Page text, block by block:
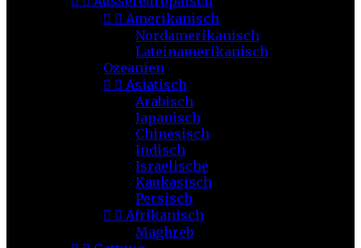
  Amerikanisch
Nordamerikanisch
Lateinamerikanisch
Ozeanien
  Asiatisch
Arabisch
Japanisch
Chinesisch
Indisch
Israelische
Kaukasisch
Persisch
  Afrikanisch
Maghreb